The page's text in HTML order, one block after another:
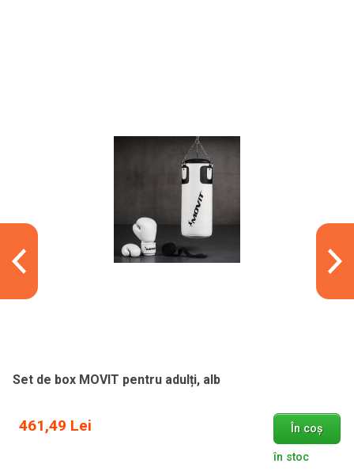
Set de box MOVIT pentru adulți, alb
461,49 Lei În coș
în stoc